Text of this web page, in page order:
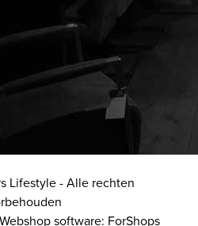
Lifestyle - Alle rechten
Webshop software: ForShops